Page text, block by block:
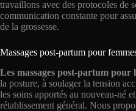
travaillons avec des protocoles de
communication constante pour
de la grossesse.
Massages post-partum pour
Les massages post-partum pour
la posture, à soulager la tension
les soins apportés au nouveau-né
rétablissement général. Nous